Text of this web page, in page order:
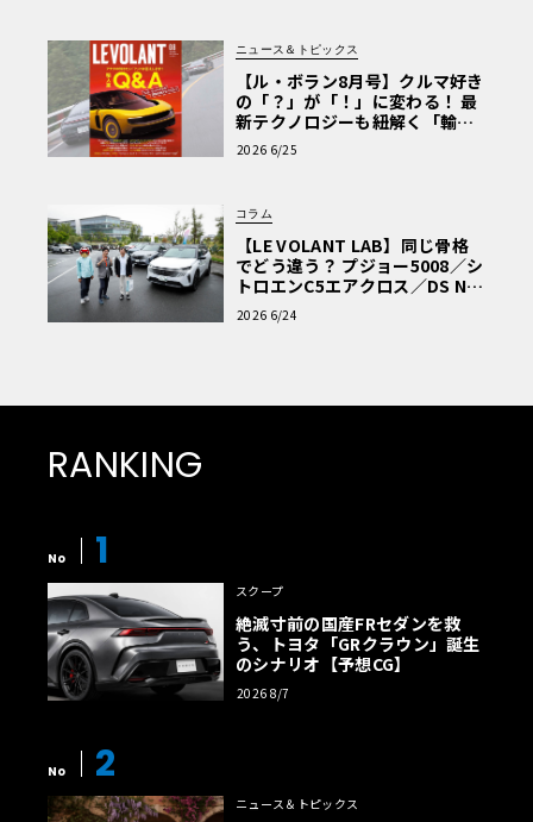
ニュース＆トピックス
【ル・ボラン8月号】クルマ好き
の「？」が「！」に変わる！ 最
新テクノロジーも紐解く「輸入
車Q&A」
2026 6/25
コラム
【LE VOLANT LAB】同じ骨格
でどう違う？ プジョー5008／シ
トロエンC5エアクロス／DS Nº4
読者一気乗りレポート
2026 6/24
RANKING
No 1
スクープ
絶滅寸前の国産FRセダンを救
う、トヨタ「GRクラウン」誕生
のシナリオ【予想CG】
2026 8/7
No 2
ニュース＆トピックス